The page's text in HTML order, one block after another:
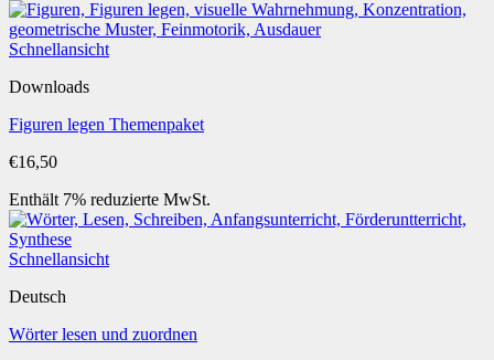
Schnellansicht
Downloads
Figuren legen Themenpaket
€16,50
Enthält 7% reduzierte MwSt.
Schnellansicht
Deutsch
Wörter lesen und zuordnen